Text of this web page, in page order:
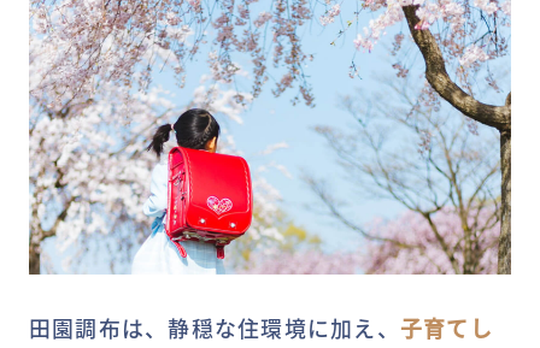
田園調布は、静穏な住環境に加え、 子育てし